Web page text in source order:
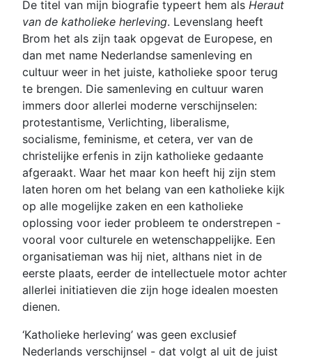
De titel van mijn biografie typeert hem als Heraut
van de katholieke herleving. Levenslang heeft
Brom het als zijn taak opgevat de Europese, en
dan met name Nederlandse samenleving en
cultuur weer in het juiste, katholieke spoor terug
te brengen. Die samenleving en cultuur waren
immers door allerlei moderne verschijnselen:
protestantisme, Verlichting, liberalisme,
socialisme, feminisme, et cetera, ver van de
christelijke erfenis in zijn katholieke gedaante
afgeraakt. Waar het maar kon heeft hij zijn stem
laten horen om het belang van een katholieke kijk
op alle mogelijke zaken en een katholieke
oplossing voor ieder probleem te onderstrepen -
vooral voor culturele en wetenschappelijke. Een
organisatieman was hij niet, althans niet in de
eerste plaats, eerder de intellectuele motor achter
allerlei initiatieven die zijn hoge idealen moesten
dienen.
‘Katholieke herleving’ was geen exclusief
Nederlands verschijnsel - dat volgt al uit de juist